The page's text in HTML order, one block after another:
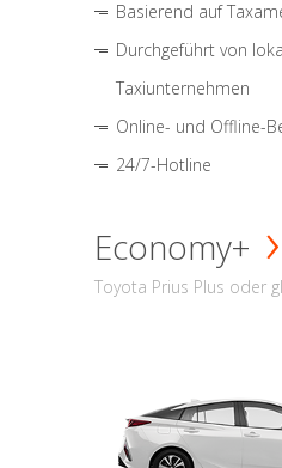
Basierend auf
Durchgeführt von
Taxiunternehmen
Online- und Offline-
24/7-Hotline
Economy+
Toyota Prius Plus oder